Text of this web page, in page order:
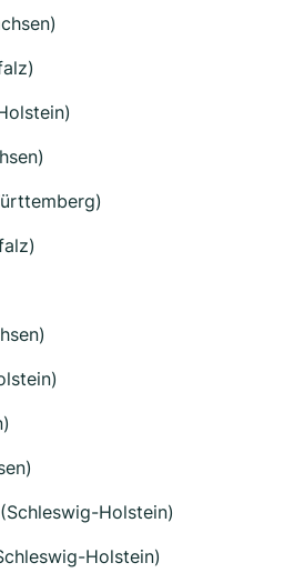
(Schleswig-Holstein)
Holstein)